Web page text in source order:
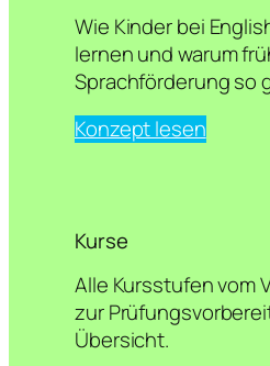
Wie Kinder bei
lernen und warum
Sprachförderung so
Konzept lesen
Kurse
Alle Kursstufen vom
zur
Übersicht.